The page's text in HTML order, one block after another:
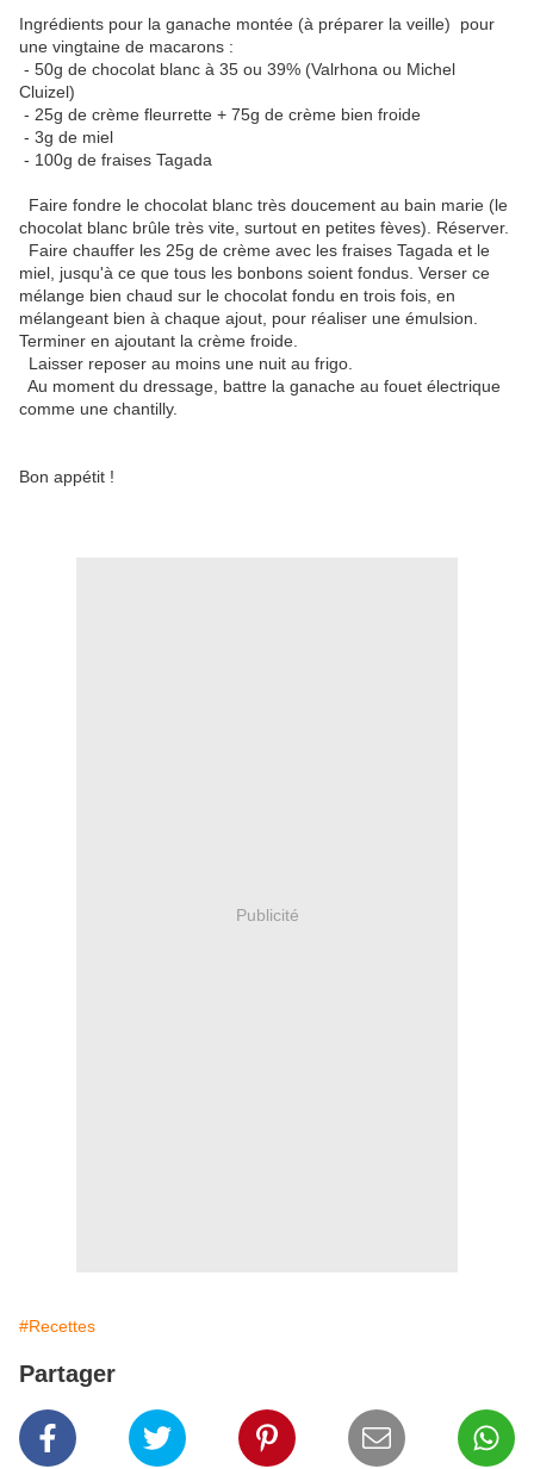
Ingrédients pour la ganache montée (à préparer la veille) pour
une vingtaine de macarons :
- 50g de chocolat blanc à 35 ou 39% (Valrhona ou Michel
Cluizel)
- 25g de crème fleurrette + 75g de crème bien froide
- 3g de miel
- 100g de fraises Tagada
Faire fondre le chocolat blanc très doucement au bain marie (le
chocolat blanc brûle très vite, surtout en petites fèves). Réserver.
Faire chauffer les 25g de crème avec les fraises Tagada et le
miel, jusqu'à ce que tous les bonbons soient fondus. Verser ce
mélange bien chaud sur le chocolat fondu en trois fois, en
mélangeant bien à chaque ajout, pour réaliser une émulsion.
Terminer en ajoutant la crème froide.
Laisser reposer au moins une nuit au frigo.
Au moment du dressage, battre la ganache au fouet électrique
comme une chantilly.
Bon appétit !
Publicité
#Recettes
Partager